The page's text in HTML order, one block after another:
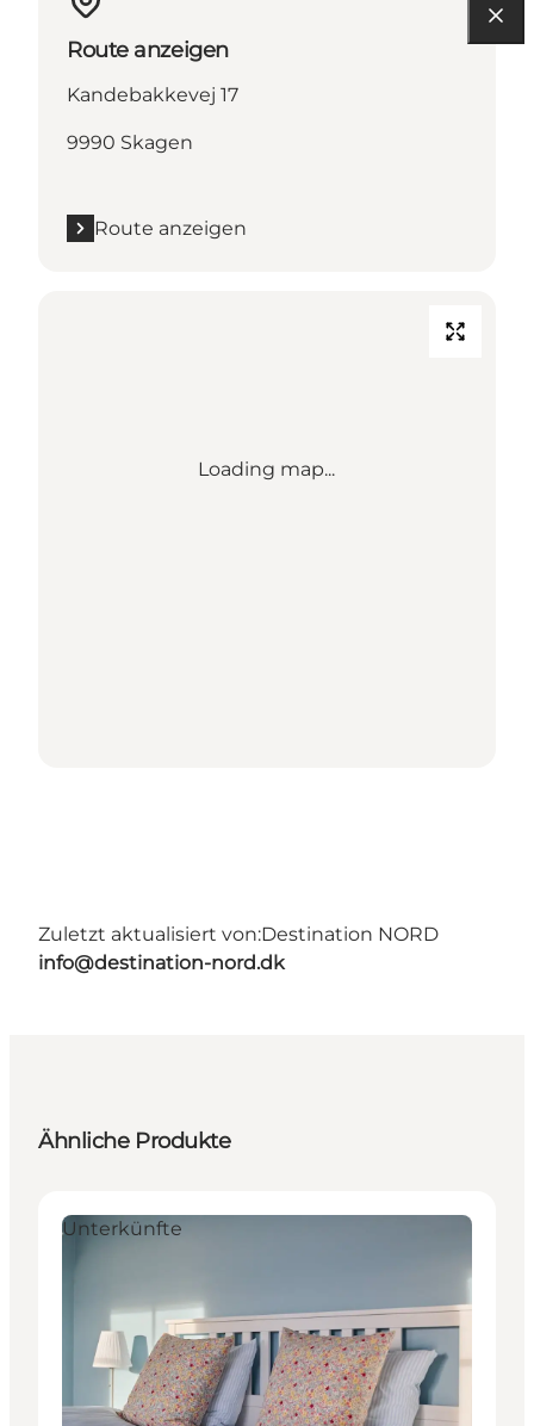
Route anzeigen
Kandebakkevej 17
9990 Skagen
Route anzeigen
Loading map...
Zuletzt aktualisiert von:Destination NORD
info@destination-nord.dk
Ähnliche Produkte
Unterkünfte